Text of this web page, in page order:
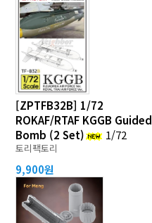
[ZPTFB32B] 1/72
ROKAF/RTAF KGGB Guided
Bomb (2 Set)
1/72
토리팩토리
9,900원